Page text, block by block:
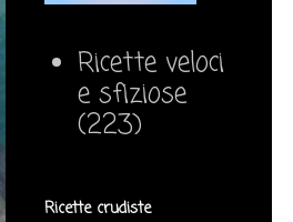
Ricette veloci
e sfiziose
(223)
Ricette crudiste